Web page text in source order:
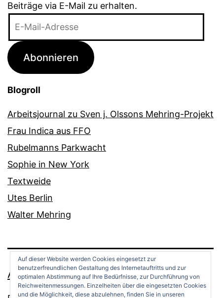
Beiträge via E-Mail zu erhalten.
Adresse
Abonnieren
Blogroll
Arbeitsjournal zu Sven j. Olssons Mehring-Projekt
Frau Indica aus FFO
Rubelmanns Parkwacht
Sophie in New York
Textweide
Utes Berlin
Walter Mehring
ANDREAS OPPERMANN
Auf dieser Website werden Cookies eingesetzt zur
benutzerfreundlichen Gestaltung des Internetauftritts und zur
optimalen Abstimmung auf Ihre Bedürfnisse, zur Durchführung von
Reichweitenmessungen. Einzelheiten über die eingesetzten Cookies
und die Möglichkeit, diese abzulehnen, finden Sie in unseren